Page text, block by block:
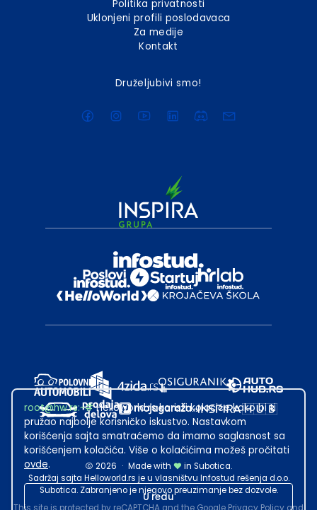
Politika privatnosti
Uklonjeni profili poslodavaca
Za medije
Kontakt
Druželjubivi smo!
2026 · Made with
in Subotica.
Sadržaj sajta Helloworld.rs je u vlasništvu Infostud rešenja d.o.o.
Subotica. Zabranjeno je njegovo preuzimanje bez dozvole.
root@hw.rs:~#Helloworld.rs koristi kolačiće kako bi ti
pružao najbolje korisničko iskustvo. Nastavkom
korišćenja sajta smatraćemo da imamo saglasnost sa
korišćenjem kolačića. Više o kolačićima možeš pročitati
ovde.
U redu